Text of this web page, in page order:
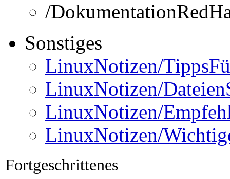
/
Sonstiges
LinuxNotizen/
LinuxNotizen/
LinuxNotizen/
LinuxNotizen/
Fortgeschrittenes